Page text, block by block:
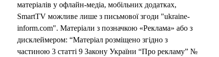
матеріалів у офлайн-медіа, мобільних додатках,
SmartTV можливе лише з письмової згоди "ukraine-
inform.com". Матеріали з позначкою «Реклама» або з
дисклеймером: “Матеріал розміщено згідно з
частиною 3 статті 9 Закону України “Про рекламу” №